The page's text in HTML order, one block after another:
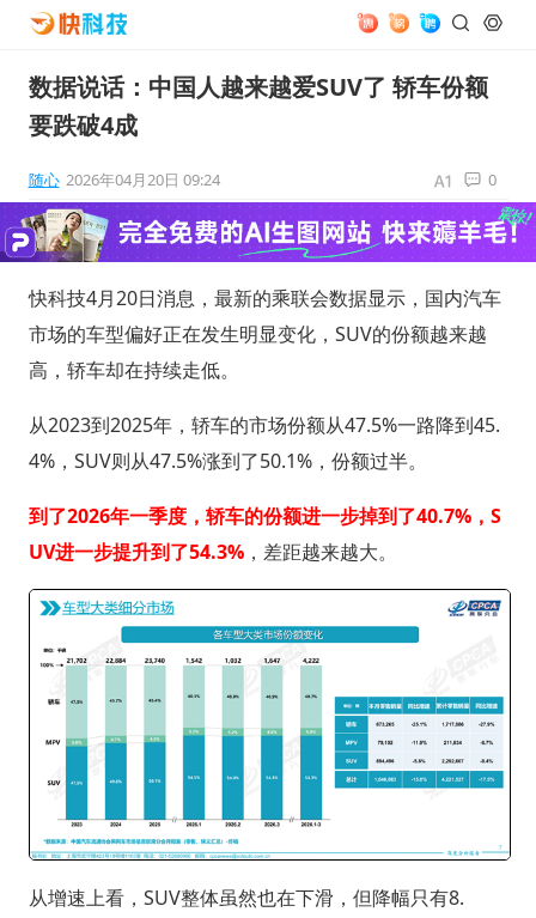
数据说话：中国人越来越爱SUV了 轿车份额
要跌破4成
随心 2026年04月20日 09:24 0
快科技4月20日消息，最新的乘联会数据显示，国内汽车
市场的车型偏好正在发生明显变化，SUV的份额越来越
高，轿车却在持续走低。
从2023到2025年，轿车的市场份额从47.5%一路降到45.
4%，SUV则从47.5%涨到了50.1%，份额过半。
到了2026年一季度，轿车的份额进一步掉到了40.7%，S
UV进一步提升到了54.3%，差距越来越大。
从增速上看，SUV整体虽然也在下滑，但降幅只有8.